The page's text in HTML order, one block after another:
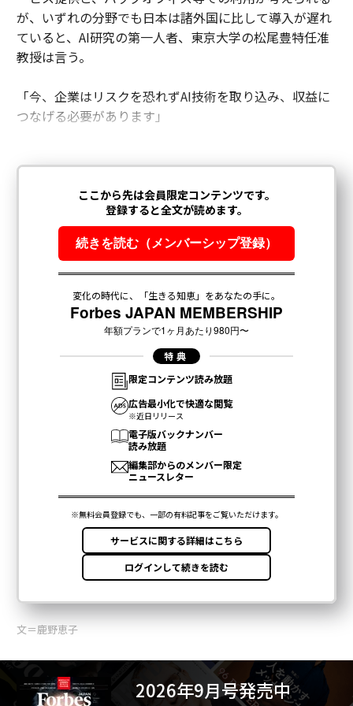
が、いずれの分野でも日本は諸外国に比して導入が遅れ
ていると、AI研究の第一人者、東京大学の松尾豊特任准
教授は言う。
「今、企業はリスクを恐れずAI技術を取り込み、収益に
つなげる必要があります」
文＝鹿野恵子
2026年9月号発売中